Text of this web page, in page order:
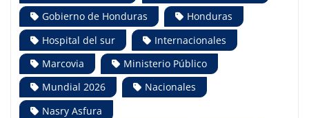
Gobierno de Honduras
Honduras
Hospital del sur
Internacionales
Marcovia
Ministerio Público
Mundial 2026
Nacionales
Nasry Asfura